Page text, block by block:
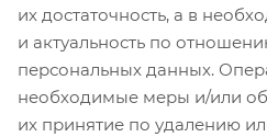
их достаточность, а в
и актуальность по
персональных данных.
необходимые меры и/или
их принятие по удалению